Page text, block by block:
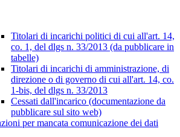
Titolari di incarichi politici di cui all'art. 14,
co. 1, del dlgs n. 33/2013 (da pubblicare in
tabelle)
Titolari di incarichi di amministrazione, di
direzione o di governo di cui all'art. 14, co.
1-bis, del dlgs n. 33/2013
Cessati dall'incarico (documentazione da
pubblicare sul sito web)
per mancata comunicazione dei dati